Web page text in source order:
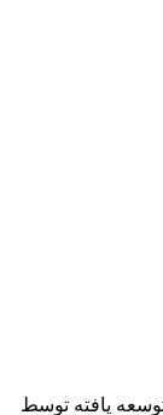
یافته توسط